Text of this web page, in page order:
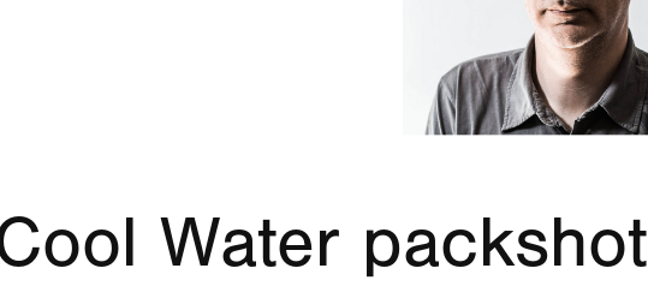
Water packshot